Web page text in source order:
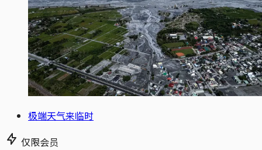
极端天气来临时
仅限会员